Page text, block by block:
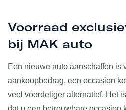
Voorraad
bij MAK auto
Een nieuwe auto aanschaffen is
aankoopbedrag, een occasion
veel voordeliger alternatief. Het
dat u een betrouwbare occasion